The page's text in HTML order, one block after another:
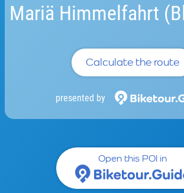
Mariä Himmelfahrt
Calculate the route
presented by
Open this POI in